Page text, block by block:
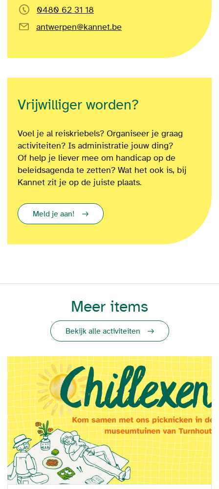
0480 62 31 18
antwerpen@kannet.be
Vrijwilliger worden?
Voel je al reiskriebels? Organiseer je graag
activiteiten? Is administratie jouw ding?
Of help je liever mee om handicap op de
beleidsagenda te zetten? Wat het ook is, bij
Kannet zit je op de juiste plaats.
Meld je aan!
Meer items
Bekijk alle activiteiten